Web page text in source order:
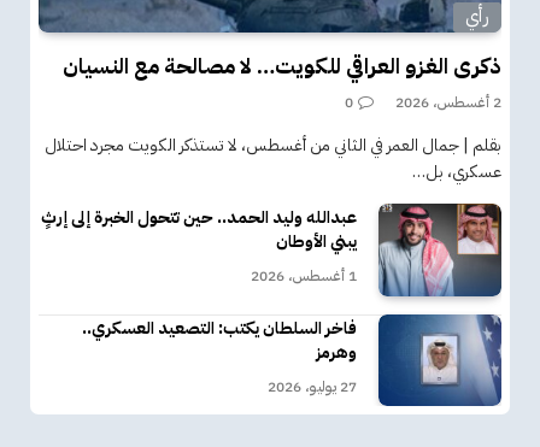
رأي
ذكرى الغزو العراقي للكويت… لا مصالحة مع النسيان
2 أغسطس، 2026 0
بقلم | جمال العمر في الثاني من أغسطس، لا تستذكر الكويت مجرد احتلال
عسكري، بل…
عبدالله وليد الحمد.. حين تتحول الخبرة إلى إرثٍ
يبني الأوطان
1 أغسطس، 2026
فاخر السلطان يكتب: التصعيد العسكري..
وهرمز
27 يوليو، 2026